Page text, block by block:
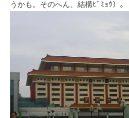
うかも。そのへん、結構ﾋﾞﾐｮｳ）。